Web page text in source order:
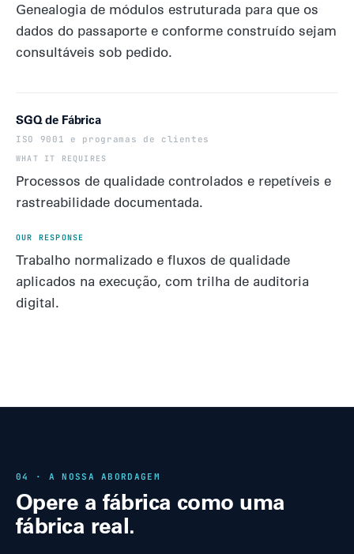
Genealogia de módulos estruturada para que os
dados do passaporte e conforme construído sejam
consultáveis sob pedido.
SGQ de Fábrica
ISO 9001 e programas de clientes
Processos de qualidade controlados e repetíveis e
rastreabilidade documentada.
Trabalho normalizado e fluxos de qualidade
aplicados na execução, com trilha de auditoria
digital.
04 · A NOSSA ABORDAGEM
Opere a fábrica como uma
fábrica real.